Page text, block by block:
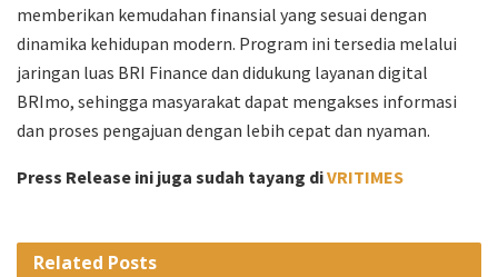
memberikan kemudahan finansial yang sesuai dengan
dinamika kehidupan modern. Program ini tersedia melalui
jaringan luas BRI Finance dan didukung layanan digital
BRImo, sehingga masyarakat dapat mengakses informasi
dan proses pengajuan dengan lebih cepat dan nyaman.
Press Release ini juga sudah tayang diVRITIMES
Related Posts